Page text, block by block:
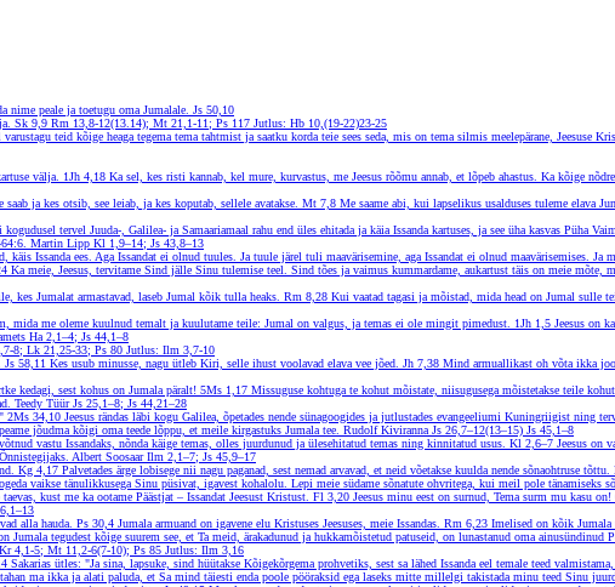
nime peale ja toetugu oma Jumalale. Js 50,10
Sk 9,9 Rm 13,8-12(13.14); Mt 21,1-11; Ps 117 Jutlus: Hb 10,(19-22)23-25
varustagu teid kõige heaga tegema tema tahtmist ja saatku korda teie sees seda, mis on tema silmis meelepärane, Jeesuse
välja. 1Jh 4,18 Ka sel, kes risti kannab, kel mure, kurvastus, me Jeesus rõõmu annab, et lõpeb ahastus. Ka kõige
saab ja kes otsib, see leiab, ja kes koputab, sellele avatakse. Mt 7,8 Me saame abi, kui lapselikus usalduses tuleme elava
tervel Juuda-, Galilea- ja Samaariamaal rahu end üles ehitada ja käia Issanda kartuses, ja see üha kasvas Püha
Martin Lipp Kl 1,9–14; Js 43,8–13
Issanda ees. Aga Issandat ei olnud tuules. Ja tuule järel tuli maavärisemine, aga Issandat ei olnud maavärisemises.
Ka meie, Jeesus, tervitame Sind jälle Sinu tulemise teel. Sind tões ja vaimus kummardame, aukartust täis on meie mõte,
kes Jumalat armastavad, laseb Jumal kõik tulla heaks. Rm 8,28 Kui vaatad tagasi ja mõistad, mida head on Jumal sulle
mida me oleme kuulnud temalt ja kuulutame teile: Jumal on valgus, ja temas ei ole mingit pimedust. 1Jh 1,5 Jeesus on
Ha 2,1–4; Js 44,1–8
8; Lk 21,25-33; Ps 80 Jutlus: Ilm 3,7-10
Js 58,11 Kes usub minusse, nagu ütleb Kiri, selle ihust voolavad elava vee jõed. Jh 7,38 Mind armuallikast oh võta ikka
kedagi, sest kohus on Jumala päralt! 5Ms 1,17 Missuguse kohtuga te kohut mõistate, niisugusega mõistetakse teile
Teedy TüürJs 25,1–8; Js 44,21–28
2Ms 34,10 Jeesus rändas läbi kogu Galilea, õpetades nende sünagoogides ja jutlustades evangeeliumi Kuningriigist ning
jõudma kõigi oma teede lõppu, et meile kirgastuks Jumala tee. Rudolf Kiviranna Js 26,7–12(13–15) Js 45,1–8
vastu Issandaks, nõnda käige temas, olles juurdunud ja ülesehitatud temas ning kinnitatud usus. Kl 2,6–7 Jeesus on
Albert SoosaarIlm 2,1–7; Js 45,9–17
Kg 4,17 Palvetades ärge lobisege nii nagu paganad, sest nemad arvavad, et neid võetakse kuulda nende sõnaohtruse tõttu.
vaikse tänulikkusega Sinu püsivat, igavest kohalolu. Lepi meie südame sõnatute ohvritega, kui meil pole tänamiseks
kust me ka ootame Päästjat – Issandat Jeesust Kristust. Fl 3,20 Jeesus minu eest on surnud, Tema surm mu kasu
alla hauda. Ps 30,4 Jumala armuand on igavene elu Kristuses Jeesuses, meie Issandas. Rm 6,23 Imelised on kõik Jumala
tegudest kõige suurem see, et Ta meid, ärakadunud ja hukkamõistetud patuseid, on lunastanud oma ainusündinud
4,1-5; Mt 11,2-6(7-10); Ps 85 Jutlus: Ilm 3,16
Sakarias ütles: "Ja sina, lapsuke, sind hüütakse Kõigekõrgema prohvetiks, sest sa lähed Issanda eel temale teed
ma ikka ja alati paluda, et Sa mind täiesti enda poole pööraksid ega laseks mitte millelgi takistada minu teed Sinu